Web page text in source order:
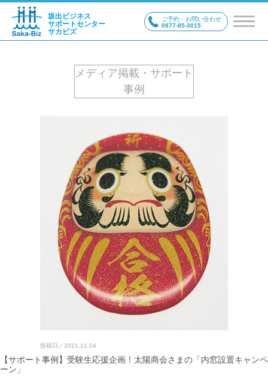
坂出ビジネス
サポートセンター
サカビズ
ご予約・お問い合わせ
0877-85-3015
メディア掲載・サポート
事例
投稿日／2021.11.04
【サポート事例】受験生応援企画！太陽商会さまの「内窓設置キャンペ
ーン」